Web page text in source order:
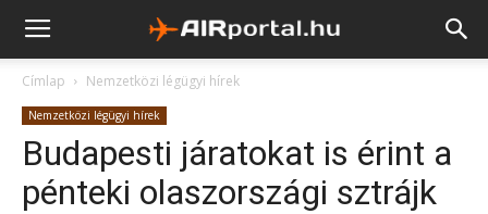
Címlap Nemzetközi légügyi hírek
Nemzetközi légügyi hírek
Budapesti járatokat is érint a
pénteki olaszországi sztrájk